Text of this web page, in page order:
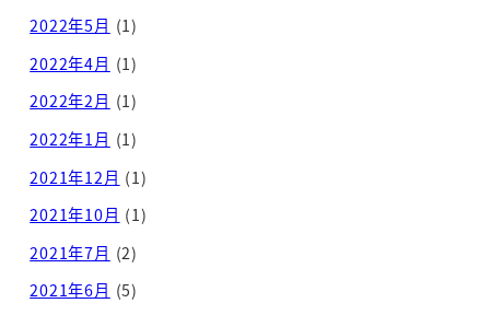
2022年5月 (1)
2022年4月 (1)
2022年2月 (1)
2022年1月 (1)
2021年12月 (1)
2021年10月 (1)
2021年7月 (2)
2021年6月 (5)